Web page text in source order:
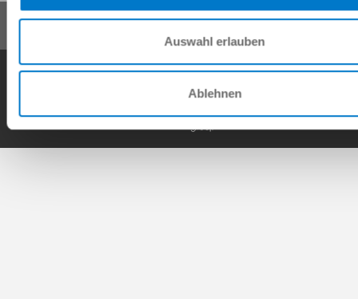
Auswahl erlauben
Ablehnen
일반거래조건 개인정보 보호정책 사이트 정보 연락처
Copyright © ZIMMER GROUP 2026